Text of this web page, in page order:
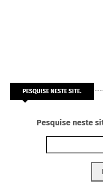
PESQUISE NESTE SITE.
Pesquise neste